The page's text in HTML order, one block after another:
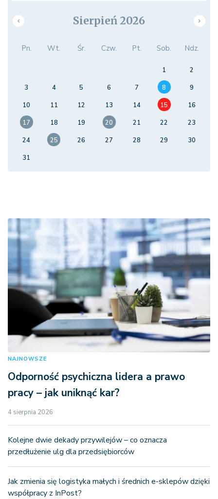
Sierpień 2026
Pn. Wt. Śr. Czw. Pt. Sob. Ndz.
1
2
3
4 5 6 7 8
9
10
11 12 13 14 15
16
17
18 19 20 21 22
23
24
25 26 27 28 29
30
31
NAJNOWSZE
Odporność psychiczna lidera a prawo
pracy – jak uniknąć kar?
4 sierpnia 2026
Kolejne dwie dekady przywilejów – co oznacza
przedłużenie ulg dla przedsiębiorców
Jak zmienia się logistyka małych i średnich e-sklepów dzięki
współpracy z InPost?